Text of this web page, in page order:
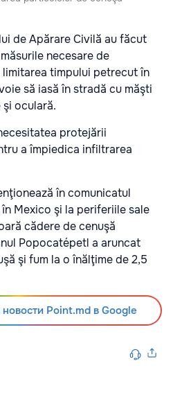
de Apărare Civilă au făcut
necesare de
timpului petrecut în
să iasă în stradă cu măşti
oculară.
protejării
a împiedica infiltrarea
în comunicatul
Mexico şi la periferiile sale
cădere de cenuşă
Popocatépetl a aruncat
şi fum la o înălţime de 2,5
Point.md в Google